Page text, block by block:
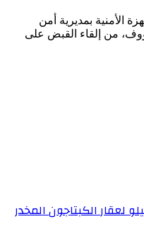
الأمنية بمديرية أمن
من إلقاء القبض على